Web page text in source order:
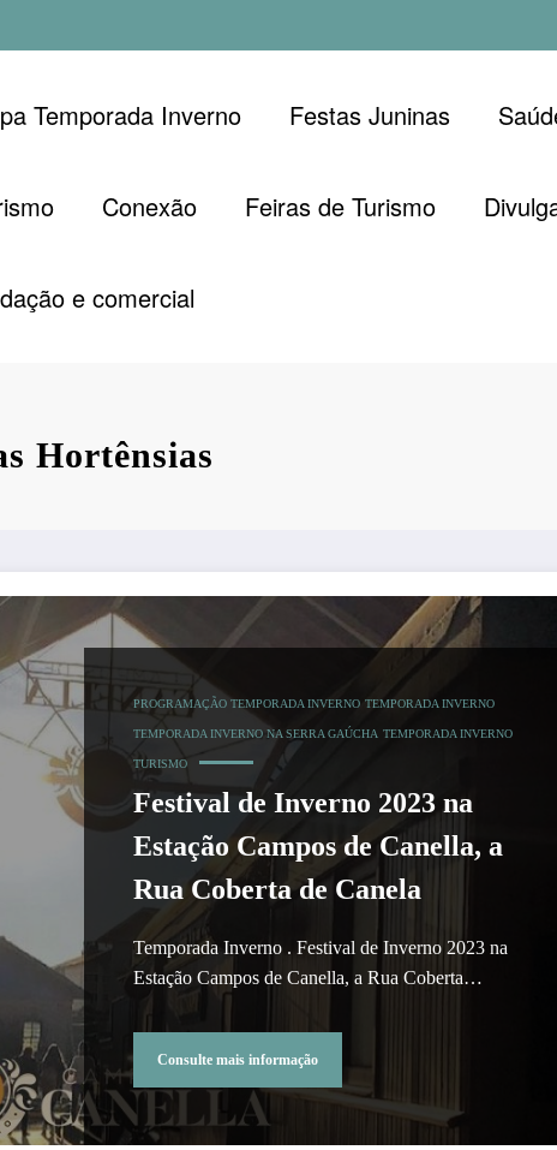
Temporada Inverno Festas Juninas
Conexão Feiras de Turismo
e comercial
Hortênsias
PROGRAMAÇÃO TEMPORADA INVERNO TEMPORADA INVERNO
TEMPORADA INVERNO NA SERRA GAÚCHA TEMPORADA INVERNO
TURISMO
Festival de Inverno 2023 na
Estação Campos de Canella, a
Rua Coberta de Canela
Temporada Inverno . Festival de Inverno 2023 na
Estação Campos de Canella, a Rua Coberta…
Consulte mais informação